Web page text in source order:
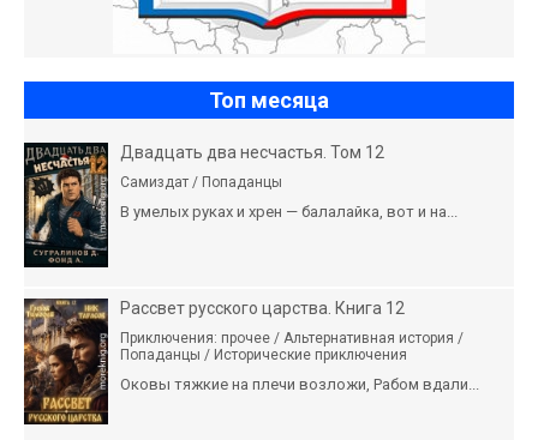
Топ месяца
Двадцать два несчастья. Том 12
Самиздат / Попаданцы
В умелых руках и хрен — балалайка, вот и на...
Рассвет русского царства. Книга 12
Приключения: прочее / Альтернативная история /
Попаданцы / Исторические приключения
Оковы тяжкие на плечи возложи, Рабом вдали...